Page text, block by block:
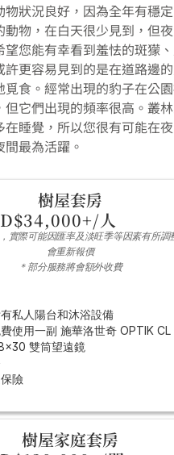
狀況良好，因為全年有穩
動物，在白天很少見到，但
望您能有幸看到羞怯的斑獴
更容易見到的是在道路邊
覓食。經常出現的豹子在公
但它們出現的頻率很高。
在睡覺，所以您很有可能在
最為活躍。
樹屋套房
人
實際可能因匯率及淡旺季等因素有所調
會重新報價
＊部分服務將會額外收費
私人陽台和沐浴設備
使用一副 施華洛世奇 OPTIK CL
雙筒望遠鏡
險
樹屋家庭套房